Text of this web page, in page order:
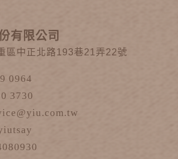
有限公司
區中正北路193巷21弄22號
0964
3730